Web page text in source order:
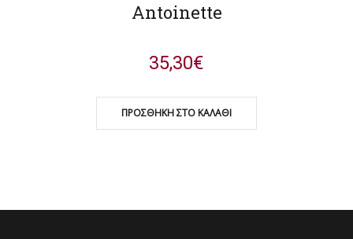
Antoinette
ΠΡΟΣΘΉΚΗ ΣΤΟ ΚΑΛΆΘΙ
35,30€